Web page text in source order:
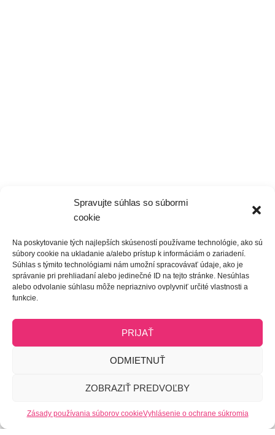
Spravujte súhlas so súbormi
cookie
Na poskytovanie tých najlepších skúseností používame technológie, ako sú
súbory cookie na ukladanie a/alebo prístup k informáciám o zariadení.
Súhlas s týmito technológiami nám umožní spracovávať údaje, ako je
správanie pri prehliadaní alebo jedinečné ID na tejto stránke. Nesúhlas
alebo odvolanie súhlasu môže nepriaznivo ovplyvniť určité vlastnosti a
funkcie.
PRIJAŤ
ODMIETNUŤ
ZOBRAZIŤ PREDVOĽBY
Zásady používania súborov cookieVyhlásenie o ochrane súkromia
Registrácia predlžená záruka
Produkty
Produkty pre školy
Smart Kancelária